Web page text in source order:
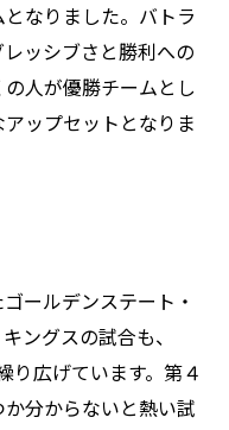
なりました。バトラ
ッシブさと勝利への
人が優勝チームとし
ップセットとなりま
ールデンステート・
ングスの試合も、
広げています。第４
分からないと熱い試